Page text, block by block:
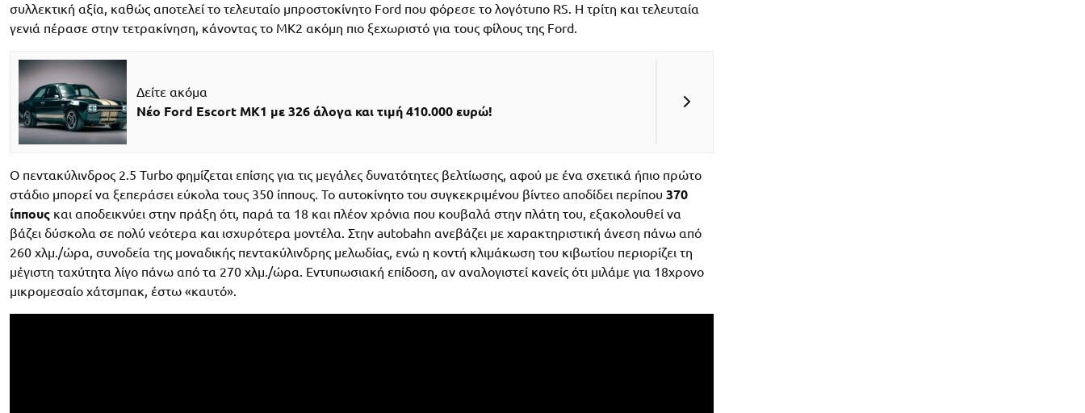
συλλεκτική αξία, καθώς αποτελεί το τελευταίο μπροστοκίνητο Ford που φόρεσε το λογότυπο RS. Η τρίτη και τελευταία
γενιά πέρασε στην τετρακίνηση, κάνοντας το MK2 ακόμη πιο ξεχωριστό για τους φίλους της Ford.
Δείτε ακόμα
Νέο Ford Escort MK1 με 326 άλογα και τιμή 410.000 ευρώ!
Ο πεντακύλινδρος 2.5 Turbo φημίζεται επίσης για τις μεγάλες δυνατότητες βελτίωσης, αφού με ένα σχετικά ήπιο πρώτο
στάδιο μπορεί να ξεπεράσει εύκολα τους 350 ίππους. Το αυτοκίνητο του συγκεκριμένου βίντεο αποδίδει περίπου 370
ίππους και αποδεικνύει στην πράξη ότι, παρά τα 18 και πλέον χρόνια που κουβαλά στην πλάτη του, εξακολουθεί να
βάζει δύσκολα σε πολύ νεότερα και ισχυρότερα μοντέλα. Στην autobahn ανεβάζει με χαρακτηριστική άνεση πάνω από
260 χλμ./ώρα, συνοδεία της μοναδικής πεντακύλινδρης μελωδίας, ενώ η κοντή κλιμάκωση του κιβωτίου περιορίζει τη
μέγιστη ταχύτητα λίγο πάνω από τα 270 χλμ./ώρα. Εντυπωσιακή επίδοση, αν αναλογιστεί κανείς ότι μιλάμε για 18χρονο
μικρομεσαίο χάτσμπακ, έστω «καυτό».